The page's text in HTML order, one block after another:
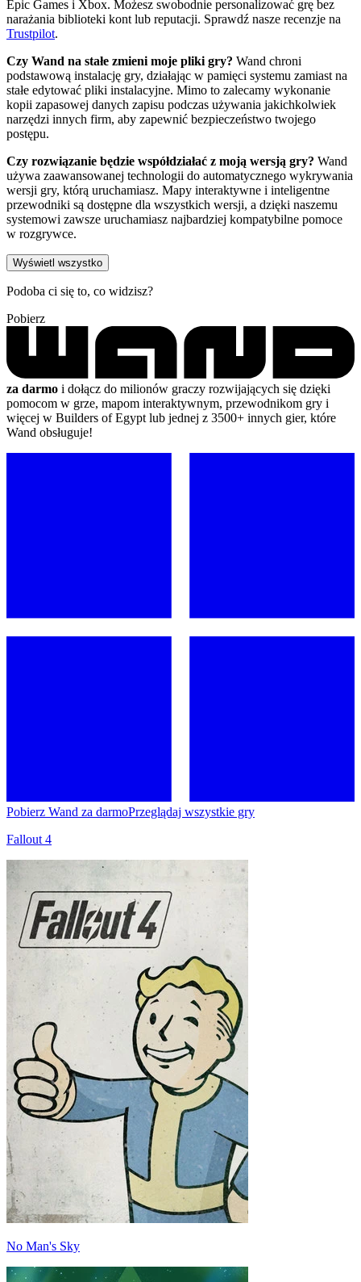
Epic Games i Xbox. Możesz swobodnie personalizować grę bez
narażania biblioteki kont lub reputacji. Sprawdź nasze recenzje na
Trustpilot.
Czy Wand na stałe zmieni moje pliki gry? Wand chroni
podstawową instalację gry, działając w pamięci systemu zamiast na
stałe edytować pliki instalacyjne. Mimo to zalecamy wykonanie
kopii zapasowej danych zapisu podczas używania jakichkolwiek
narzędzi innych firm, aby zapewnić bezpieczeństwo twojego
postępu.
Czy rozwiązanie będzie współdziałać z moją wersją gry? Wand
używa zaawansowanej technologii do automatycznego wykrywania
wersji gry, którą uruchamiasz. Mapy interaktywne i inteligentne
przewodniki są dostępne dla wszystkich wersji, a dzięki naszemu
systemowi zawsze uruchamiasz najbardziej kompatybilne pomoce
w rozgrywce.
Wyświetl wszystko
Podoba ci się to, co widzisz?
Pobierz
za darmo i dołącz do milionów graczy rozwijających się dzięki
pomocom w grze, mapom interaktywnym, przewodnikom gry i
więcej w Builders of Egypt lub jednej z 3500+ innych gier, które
Wand obsługuje!
Pobierz Wand za darmoPrzeglądaj wszystkie gry
Fallout 4
No Man's Sky